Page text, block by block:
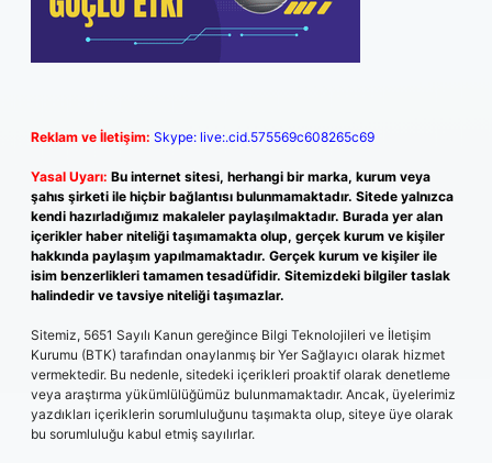
Reklam ve İletişim: Skype: live:.cid.575569c608265c69
Yasal Uyarı: Bu internet sitesi, herhangi bir marka, kurum veya
şahıs şirketi ile hiçbir bağlantısı bulunmamaktadır. Sitede yalnızca
kendi hazırladığımız makaleler paylaşılmaktadır. Burada yer alan
içerikler haber niteliği taşımamakta olup, gerçek kurum ve kişiler
hakkında paylaşım yapılmamaktadır. Gerçek kurum ve kişiler ile
isim benzerlikleri tamamen tesadüfidir. Sitemizdeki bilgiler taslak
halindedir ve tavsiye niteliği taşımazlar.
Sitemiz, 5651 Sayılı Kanun gereğince Bilgi Teknolojileri ve İletişim
Kurumu (BTK) tarafından onaylanmış bir Yer Sağlayıcı olarak hizmet
vermektedir. Bu nedenle, sitedeki içerikleri proaktif olarak denetleme
veya araştırma yükümlülüğümüz bulunmamaktadır. Ancak, üyelerimiz
yazdıkları içeriklerin sorumluluğunu taşımakta olup, siteye üye olarak
bu sorumluluğu kabul etmiş sayılırlar.